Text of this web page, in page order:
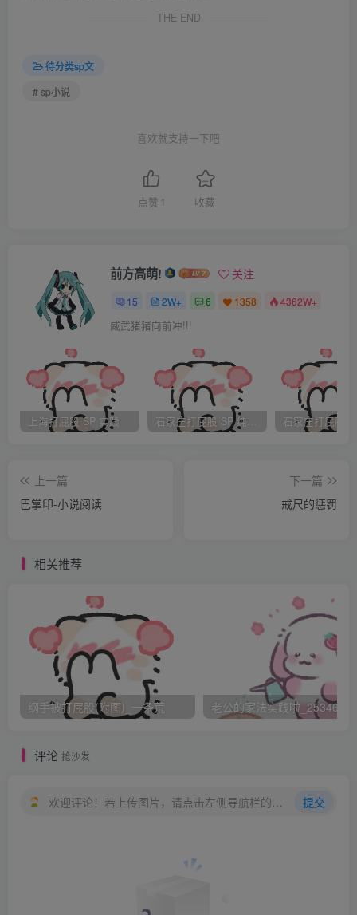
才打发你出去。你却怎的敢拐我家的人走？”抓住了就是一顿
鞭子。都诈只是不做声。秀妈骂翠翘道：“好客不接，却去偷
子，却跟了个保儿走。”翠翘羞的脸红气胀，只将双眼闭着垂
泪而已。
忽一人道：“你们不要恁的胡说，坏了那女子的名声。
泰山，今忽听了此言，晓得他是一伙人，做弄他一个。咬牙
切齿，怨一声自家，恨一声楚卿，叹一句命薄，骂一句乔
才。嗟怨未已，已至家中。
吊在梁上。离地三寸，止容脚尖落地。那壁厢也将都诈吊
起，只不脱他裤子。翠翘无寸丝遮盖，赤身露体，羞得没处
他怎的。秀妈骂道：“好淫妇！好贱人！我叫你接客，你就将
不肯做娼家事，我十分敬重你，放你在后楼居住，不教你见
客迎人，日日替你寻个好人家打发你起身。那知你都是假惺
惺，几日儿就皮痒难过，去偷汉子。偷别人也还好看些，恁
般急得紧，就跟了个保儿走了。你这样贱货，不打你哪里
怕！”提起皮鞭，一气就打了二三十。可怜翠翘，几曾受过恁
滴溜溜转个不歇。正是人情似铁非为铁，刑法如炉却是炉。
待我死了吧。”秀妈道：“咦，你倒想着死哩，我且打你个要
是二三十皮鞭。这番翠翘气都要接不来了，道：“娘，真正打
THE END
待分类sp文
# sp小说
喜欢就支持一下吧
点赞 1 收藏
前方高萌! 关注
15 2W+ 6 1358 4362W+
威武猪猪向前冲!!!
上海打屁股 SP 实践 石家庄打屁股 SP 纯实践
上一篇
巴掌印-小说阅读
下一篇
戒尺的惩罚
相关推荐
纲手被打屁股(附图)_一条荒 老公的家法实践啦
评论 抢沙发
欢迎评论！若上传图片，请点击左侧导航栏的图床工具，获取图片链接。 提交